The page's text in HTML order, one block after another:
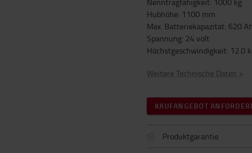
Hubhöhe: 1100 mm
Max. Batteriekapazität: 620
Spannung: 24 volt
Höchstgeschwindigkeit: 12.0
Weitere Technische Daten >
KAUFANGEBOT
Produktgarantie